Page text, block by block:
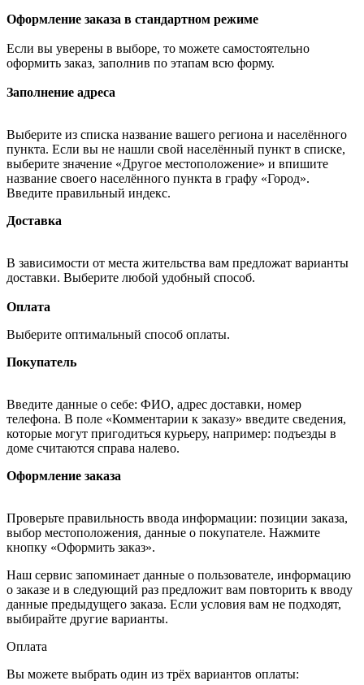
Оформление заказа в стандартном режиме
Если вы уверены в выборе, то можете самостоятельно
оформить заказ, заполнив по этапам всю форму.
Заполнение адреса
Выберите из списка название вашего региона и населённого
пункта. Если вы не нашли свой населённый пункт в списке,
выберите значение «Другое местоположение» и впишите
название своего населённого пункта в графу «Город».
Введите правильный индекс.
Доставка
В зависимости от места жительства вам предложат варианты
доставки. Выберите любой удобный способ.
Оплата
Выберите оптимальный способ оплаты.
Покупатель
Введите данные о себе: ФИО, адрес доставки, номер
телефона. В поле «Комментарии к заказу» введите сведения,
которые могут пригодиться курьеру, например: подъезды в
доме считаются справа налево.
Оформление заказа
Проверьте правильность ввода информации: позиции заказа,
выбор местоположения, данные о покупателе. Нажмите
кнопку «Оформить заказ».
Наш сервис запоминает данные о пользователе, информацию
о заказе и в следующий раз предложит вам повторить к вводу
данные предыдущего заказа. Если условия вам не подходят,
выбирайте другие варианты.
Оплата
Вы можете выбрать один из трёх вариантов оплаты: